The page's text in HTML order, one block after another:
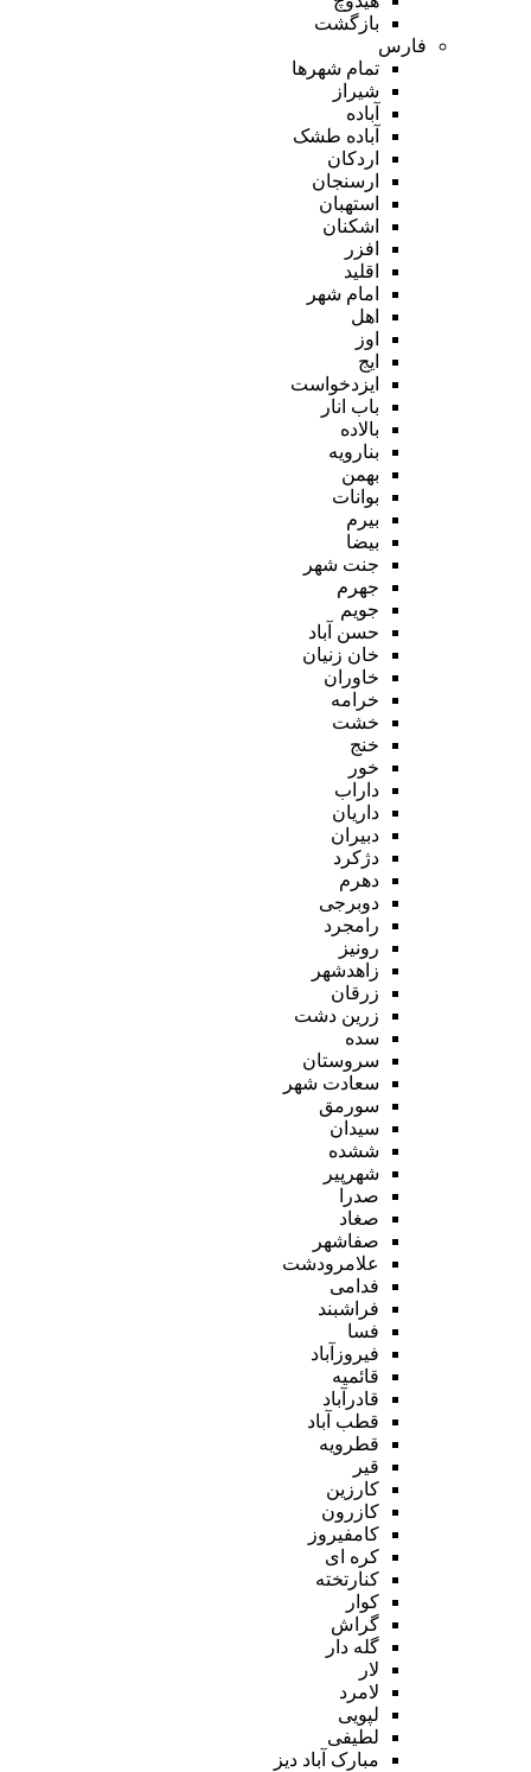
بازگشت
فارس
تمام شهر‌ها
شیراز
آباده
آباده طشک
اردکان
ارسنجان
استهبان
اشکنان
افزر
اقلید
امام شهر
اهل
اوز
ایج
ایزدخواست
باب انار
بالاده
بنارویه
بهمن
بوانات
بیرم
بیضا
جنت شهر
جهرم
جویم
حسن آباد
خان زنیان
خاوران
خرامه
خشت
خنج
خور
داراب
داریان
دبیران
دژکرد
دهرم
دوبرجی
رامجرد
رونیز
زاهدشهر
زرقان
زرین دشت
سده
سروستان
سعادت شهر
سورمق
سیدان
ششده
شهرپیر
صدرا
صغاد
صفاشهر
علامرودشت
فدامی
فراشبند
فسا
فیروزآباد
قائمیه
قادرآباد
قطب آباد
قطرویه
قیر
کارزین
کازرون
کامفیروز
کره ای
کنارتخته
کوار
گراش
گله دار
لار
لامرد
لپویی
لطیفی
مبارک آباد دیز